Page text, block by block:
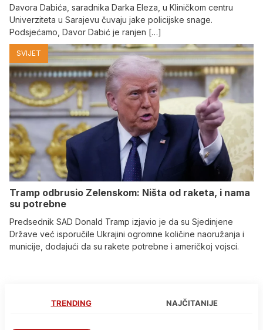
Davora Dabića, saradnika Darka Eleza, u Kliničkom centru
Univerziteta u Sarajevu čuvaju jake policijske snage.
Podsjećamo, Davor Dabić je ranjen […]
SVIJET
Tramp odbrusio Zelenskom: Ništa od raketa, i nama
su potrebne
Predsednik SAD Donald Tramp izjavio je da su Sjedinjene
Države već isporučile Ukrajini ogromne količine naoružanja i
municije, dodajući da su rakete potrebne i američkoj vojsci.
TRENDING NAJČITANIJE